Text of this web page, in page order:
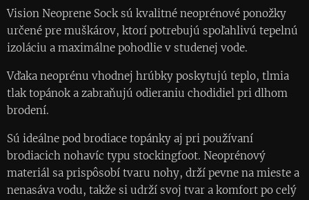
Vision Neoprene Sock sú kvalitné neoprénové ponožky
určené pre muškárov, ktorí potrebujú spoľahlivú tepelnú
izoláciu a maximálne pohodlie v studenej vode.
Vďaka neoprénu vhodnej hrúbky poskytujú teplo, tlmia
tlak topánok a zabraňujú odieraniu chodidiel pri dlhom
brodení.
Sú ideálne pod brodiace topánky aj pri používaní
brodiacich nohavíc typu stockingfoot. Neoprénový
materiál sa prispôsobí tvaru nohy, drží pevne na mieste a
nenasáva vodu, takže si udrží svoj tvar a komfort po celý